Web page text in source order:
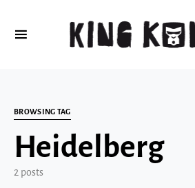
BROWSING TAG
Heidelberg
2 posts